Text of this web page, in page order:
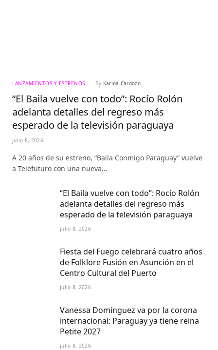
LANZAMIENTOS Y ESTRENOS By Karina Cardozo
“El Baila vuelve con todo”: Rocío Rolón
adelanta detalles del regreso más
esperado de la televisión paraguaya
julio 8, 2026
A 20 años de su estreno, “Baila Conmigo Paraguay” vuelve
a Telefuturo con una nueva…
“El Baila vuelve con todo”: Rocío Rolón
adelanta detalles del regreso más
esperado de la televisión paraguaya
julio 8, 2026
Fiesta del Fuego celebrará cuatro años
de Folklore Fusión en Asunción en el
Centro Cultural del Puerto
julio 8, 2026
Vanessa Domínguez va por la corona
internacional: Paraguay ya tiene reina
Petite 2027
julio 8, 2026